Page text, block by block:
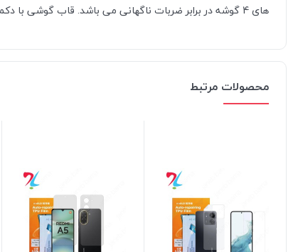
های 4 گوشه در برابر ضربات ناگهانی می باشد. قاب گوشی با دکمه های کنترلی رنگی زیبایی خاصی به آن داده که در رنگ های متنوعی در فروشگاه اینترنتی جانبی با ما موجود می باشد.
محصولات مرتبط